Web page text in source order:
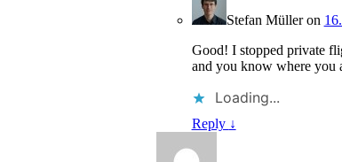
Stefan Mülleron
Good! I stopped private
and you know where you
Loading...
Reply ↓